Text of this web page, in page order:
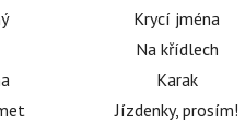
Krycí jména
Na křídlech
Karak
Jízdenky, prosím!